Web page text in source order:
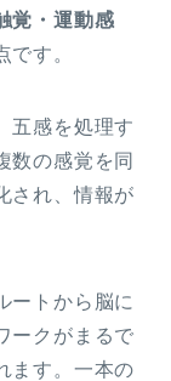
覚・運動感
す。
五感を処理す
数の感覚を同
され、情報が
ートから脳に
ークがまるで
ます。一本の